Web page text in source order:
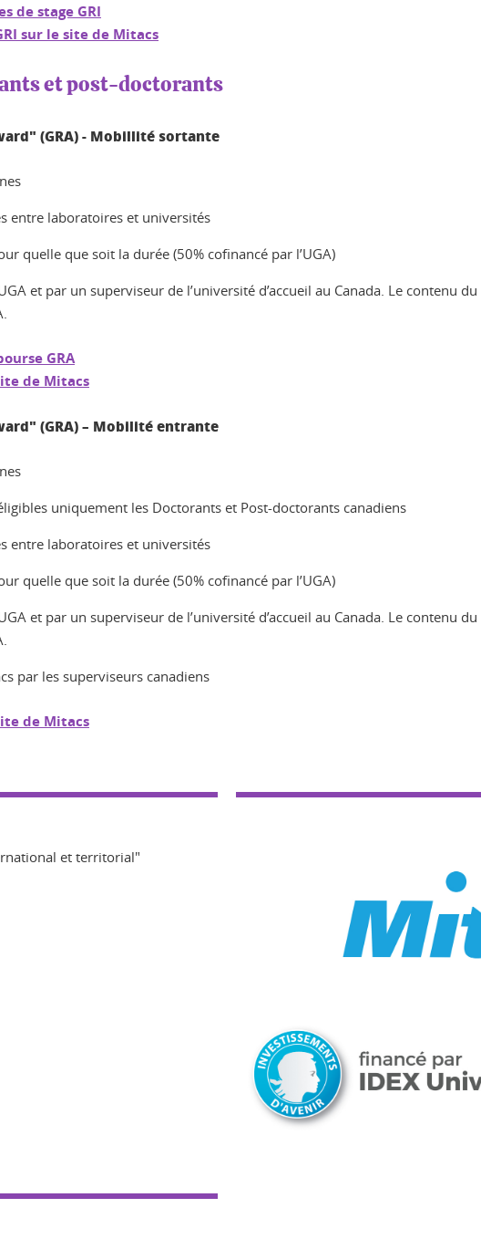
de stage GRI
sur le site de Mitacs
et post-doctorants
(GRA) - Mobillité sortante
entre laboratoires et universités
quelle que soit la durée (50% cofinancé par l’UGA)
et par un superviseur de l’université d’accueil au Canada. Le contenu
GRA
de Mitacs
(GRA) – Mobilité entrante
uniquement les Doctorants et Post-doctorants canadiens
entre laboratoires et universités
quelle que soit la durée (50% cofinancé par l’UGA)
et par un superviseur de l’université d’accueil au Canada. Le contenu
par les superviseurs canadiens
de Mitacs
et territorial"